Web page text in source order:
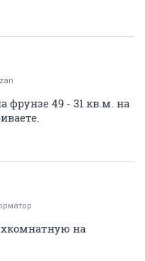
фрунзе 49 - 31 кв.м. на
на